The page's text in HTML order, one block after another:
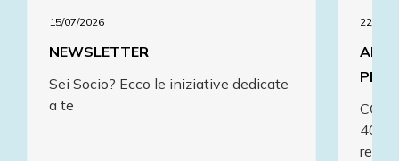
15/07/2026
NEWSLETTER
Sei Socio? Ecco le iniziative dedicate
a te
22/01/